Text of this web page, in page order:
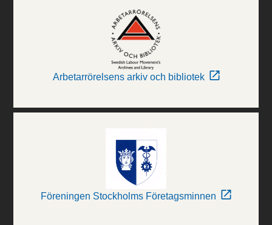
Arbetarrörelsens arkiv och bibliotek
Föreningen Stockholms Företagsminnen